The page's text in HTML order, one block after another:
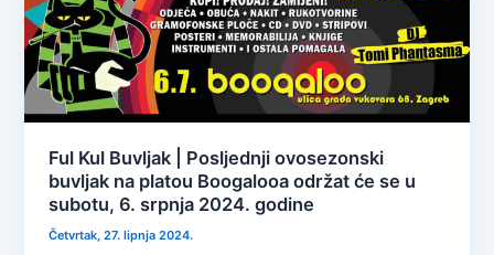
Ful Kul Buvljak | Posljednji ovosezonski
buvljak na platou Boogalooa održat će se u
subotu, 6. srpnja 2024. godine
Četvrtak, 27. lipnja 2024.